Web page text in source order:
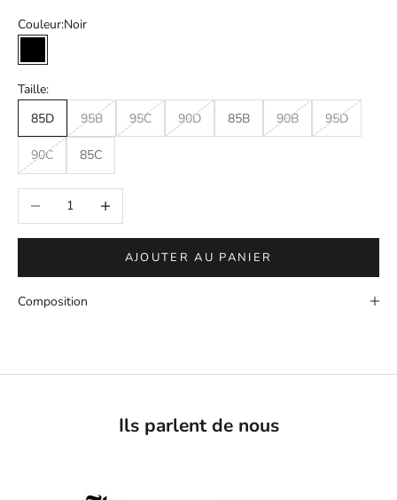
Couleur:Noir
Noir
Taille:
85D
95B 95C 90D 85B 90B 95D
90C 85C
Diminuer la quantitéAugmenter la quantité
AJOUTER AU PANIER
Composition
Ils parlent de nous